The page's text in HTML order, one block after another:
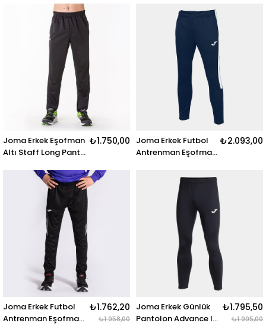
GLADIATOR BLACK
LONG PANTS
GLADIATOR NAVY
LONG PANTS
Joma Erkek Eşofman
Altı Staff Long Pant
LONG PANT BLACK
₺1.750,00
Joma Erkek Futbol
Antrenman Eşofman
Championship Long
Pants Navy White
102752.332 ECO
CHAMPIONSHIP
LONG PANTS NAVY
₺2.093,00
Joma Erkek Futbol
Antrenman Eşofman
₺1.762,20
₺1.958,00
Joma Erkek Günlük
Pantolon Advance Iı
₺1.795,50
₺1.995,00